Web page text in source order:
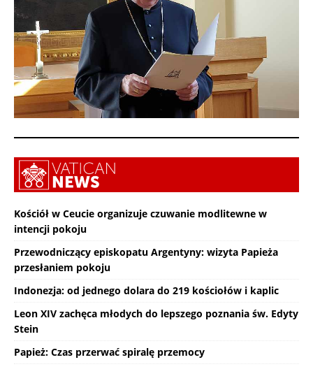
Kościół w Ceucie organizuje czuwanie modlitewne w
intencji pokoju
Przewodniczący episkopatu Argentyny: wizyta Papieża
przesłaniem pokoju
Indonezja: od jednego dolara do 219 kościołów i kaplic
Leon XIV zachęca młodych do lepszego poznania św. Edyty
Stein
Papież: Czas przerwać spiralę przemocy